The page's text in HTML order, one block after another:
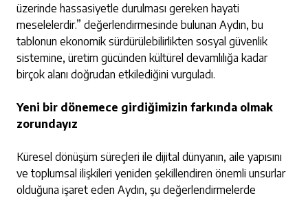
üzerinde hassasiyetle durulması gereken hayati
meselelerdir.” değerlendirmesinde bulunan Aydın, bu
tablonun ekonomik sürdürülebilirlikten sosyal güvenlik
sistemine, üretim gücünden kültürel devamlılığa kadar
birçok alanı doğrudan etkilediğini vurguladı.
Yeni bir dönemece girdiğimizin farkında olmak
zorundayız
Küresel dönüşüm süreçleri ile dijital dünyanın, aile yapısını
ve toplumsal ilişkileri yeniden şekillendiren önemli unsurlar
olduğuna işaret eden Aydın, şu değerlendirmelerde